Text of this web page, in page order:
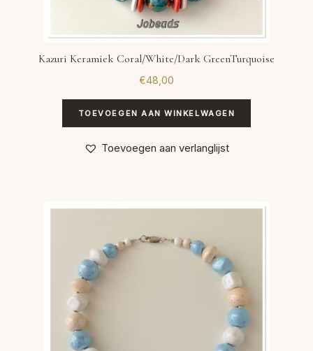
Kazuri Keramiek Coral/White/Dark GreenTurquoise
€48,00
TOEVOEGEN AAN WINKELWAGEN
Toevoegen aan verlanglijst